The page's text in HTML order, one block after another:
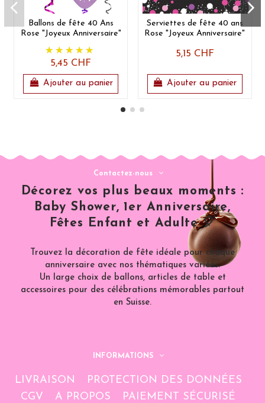
Ballons de fête 40 Ans
Rose "Joyeux Anniversaire"
5,45 CHF
Ajouter au panier
Serviettes de fête 40 ans
Rose "Joyeux Anniversaire"
5,15 CHF
Ajouter au panier
Contactez-nous
Décorez vos plus beaux moments :
Baby Shower, 1er Anniversaire,
Fêtes Enfant et Adulte 🎈
Trouvez la décoration de fête idéale pour chaque
anniversaire avec nos thématiques variées.
Un large choix de ballons, articles de table et
accessoires pour des célébrations mémorables partout
en Suisse.
INFORMATIONS
LIVRAISON
PROTECTION DES DONNÉES
CGV
A PROPOS
PAIEMENT SÉCURISÉ